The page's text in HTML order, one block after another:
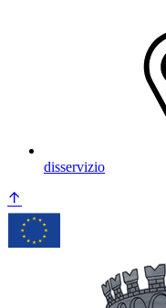
disservizio